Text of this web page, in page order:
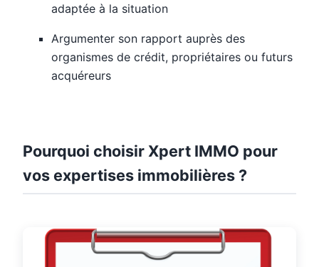
adaptée à la situation
Argumenter son rapport auprès des
organismes de crédit, propriétaires ou futurs
acquéreurs
Pourquoi choisir Xpert IMMO pour
vos expertises immobilières ?